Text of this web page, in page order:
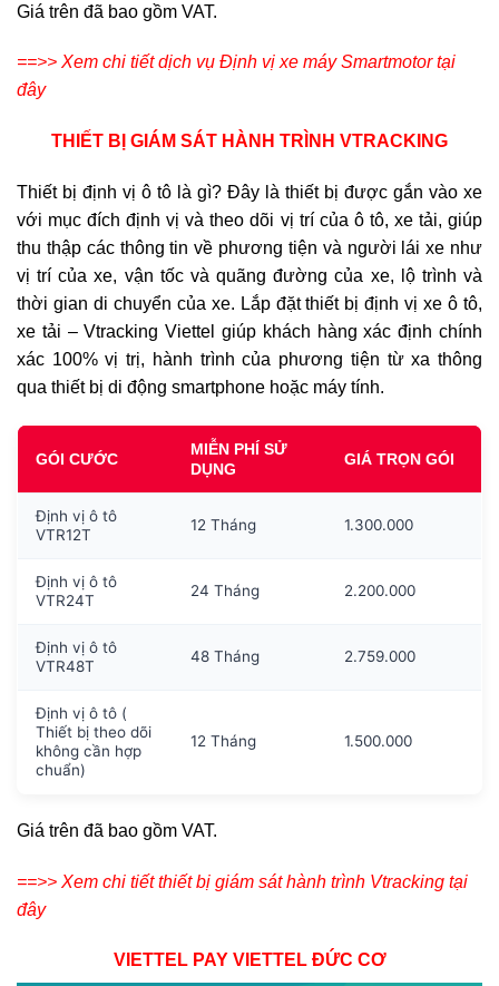
Giá trên đã bao gồm VAT.
==>> Xem chi tiết dịch vụ Định vị xe máy Smartmotor tại
đây
THIẾT BỊ GIÁM SÁT HÀNH TRÌNH VTRACKING
Thiết bị định vị ô tô là gì? Đây là thiết bị được gắn vào xe
với mục đích định vị và theo dõi vị trí của ô tô, xe tải, giúp
thu thập các thông tin về phương tiện và người lái xe như
vị trí của xe, vận tốc và quãng đường của xe, lộ trình và
thời gian di chuyển của xe. Lắp đặt thiết bị định vị xe ô tô,
xe tải – Vtracking Viettel giúp khách hàng xác định chính
xác 100% vị trị, hành trình của phương tiện từ xa thông
qua thiết bị di động smartphone hoặc máy tính.
GÓI CƯỚC
MIỄN PHÍ SỬ
DỤNG
GIÁ TRỌN GÓI
Định vị ô tô
VTR12T
12 Tháng 1.300.000
Định vị ô tô
VTR24T
24 Tháng 2.200.000
Định vị ô tô
VTR48T
48 Tháng 2.759.000
Định vị ô tô (
Thiết bị theo dõi
không cần hợp
chuẩn)
12 Tháng 1.500.000
Giá trên đã bao gồm VAT.
==>> Xem chi tiết thiết bị giám sát hành trình Vtracking tại
đây
VIETTEL PAY VIETTEL ĐỨC CƠ